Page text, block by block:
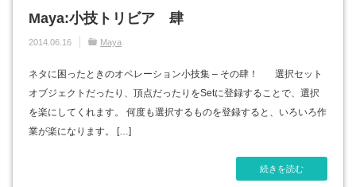
Maya:小技トリビア 肆
2014.06.16 Maya
ネタに困ったときのオペレーション小技集 – その肆！ 選択セット
オブジェクトだったり、頂点だったりをSetに登録することで、選択
を楽にしてくれます。 何度も選択するものを登録すると、いろいろ作
業が楽になります。 […]
続きを読む